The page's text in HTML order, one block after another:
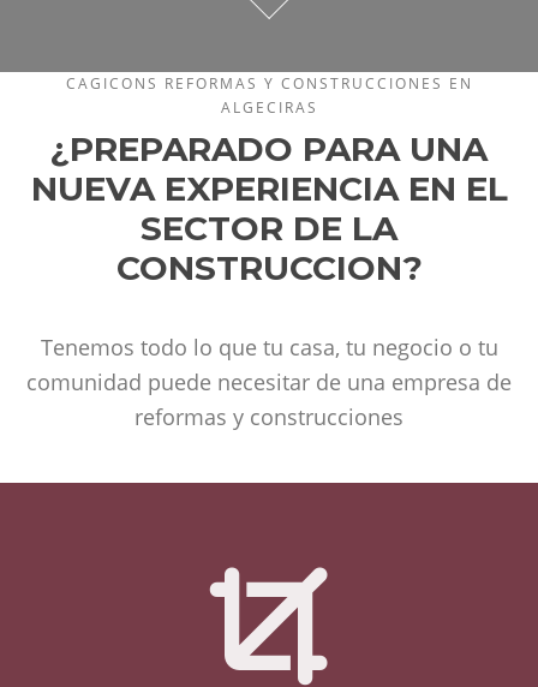
CAGICONS REFORMAS Y CONSTRUCCIONES EN
ALGECIRAS
¿PREPARADO PARA UNA
NUEVA EXPERIENCIA EN EL
SECTOR DE LA
CONSTRUCCION?
Tenemos todo lo que tu casa, tu negocio o tu
comunidad puede necesitar de una empresa de
reformas y construcciones